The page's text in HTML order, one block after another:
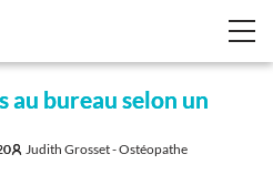
au bureau selon un
Judith Grosset - Ostéopathe